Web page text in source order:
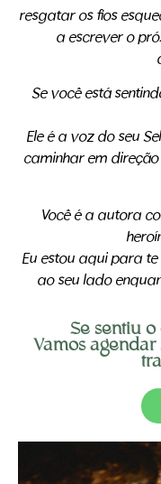
resgatar os fios
a escrever o
Se você está
Ele é a voz do seu
caminhar em
Você é a autora
Eu estou aqui para
ao seu lado
Se sentiu o
Vamos agendar